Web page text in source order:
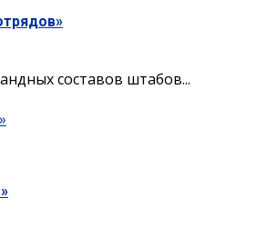
составов штабов...